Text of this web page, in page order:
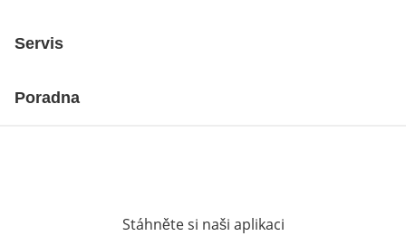
Servis
Poradna
Stáhněte si naši aplikaci